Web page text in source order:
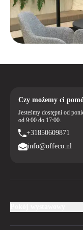
i doświadcz komfortu
swoim wnętrzu.
Czy możemy ci
Jesteśmy dostępni od
od 9:00 do 17:00.
+31850609871
info@offeco.nl